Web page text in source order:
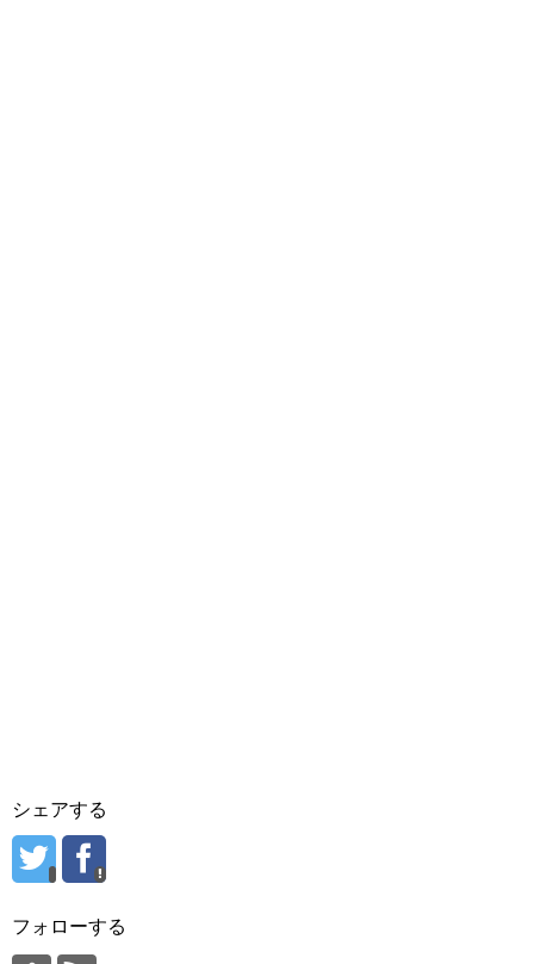
シェアする
フォローする